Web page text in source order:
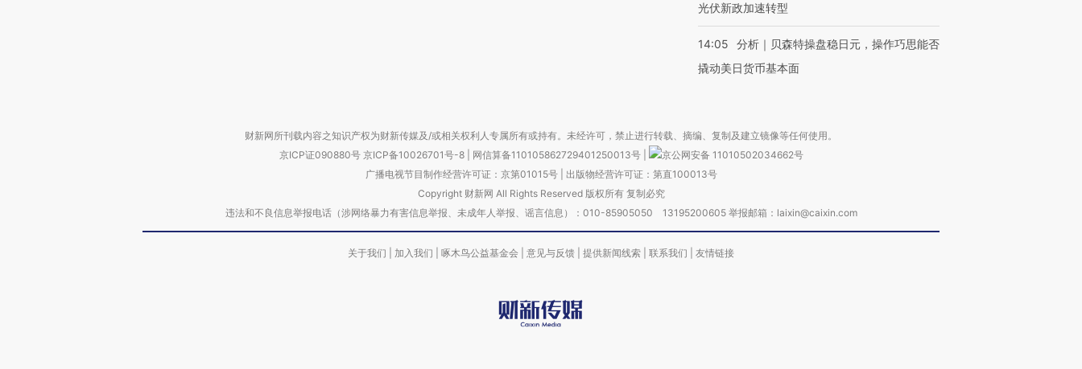
光伏新政加速转型
14:05
分析｜贝森特操盘稳日元，操作巧思能否
撬动美日货币基本面
财新网所刊载内容之知识产权为财新传媒及/或相关权利人专属所有或持有。未经许可，禁止进行转载、摘编、复制及建立镜像等任何使用。
京ICP证090880号 京ICP备10026701号-8 网信算备110105862729401250013号
京公网安备 11010502034662号
广播电视节目制作经营许可证：京第01015号| 出版物经营许可证：第直100013号
Copyright 财新网 All Rights Reserved 版权所有 复制必究
违法和不良信息举报电话（涉网络暴力有害信息举报、未成年人举报、谣言信息）：010-85905050 13195200605 举报邮箱：laixin@caixin.com
关于我们 加入我们 啄木鸟公益基金会 意见与反馈 提供新闻线索 联系我们 友情链接